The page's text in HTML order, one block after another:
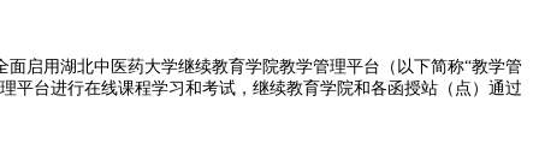
启用湖北中医药大学继续教育学院教学管理平台（以下简称“教学管
平台进行在线课程学习和考试，继续教育学院和各函授站（点）通过